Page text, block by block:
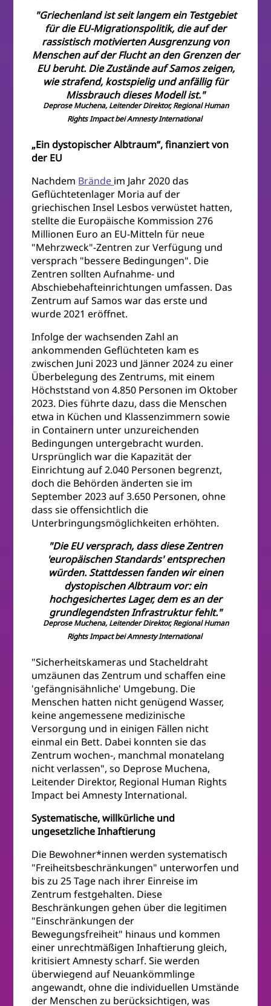
"Griechenland ist seit langem ein Testgebiet
für die EU-Migrationspolitik, die auf der
rassistisch motivierten Ausgrenzung von
Menschen auf der Flucht an den Grenzen der
EU beruht. Die Zustände auf Samos zeigen,
wie strafend, kostspielig und anfällig für
Missbrauch dieses Modell ist."
Deprose Muchena, Leitender Direktor, Regional Human
Rights Impact bei Amnesty International
„Ein dystopischer Albtraum“, finanziert von
der EU
Nachdem Brände im Jahr 2020 das
Geflüchtetenlager Moria auf der
griechischen Insel Lesbos verwüstet hatten,
stellte die Europäische Kommission 276
Millionen Euro an EU-Mitteln für neue
"Mehrzweck"-Zentren zur Verfügung und
versprach "bessere Bedingungen". Die
Zentren sollten Aufnahme- und
Abschiebehafteinrichtungen umfassen. Das
Zentrum auf Samos war das erste und
wurde 2021 eröffnet.
Infolge der wachsenden Zahl an
ankommenden Geflüchteten kam es
zwischen Juni 2023 und Jänner 2024 zu einer
Überbelegung des Zentrums, mit einem
Höchststand von 4.850 Personen im Oktober
2023. Dies führte dazu, dass die Menschen
etwa in Küchen und Klassenzimmern sowie
in Containern unter unzureichenden
Bedingungen untergebracht wurden.
Ursprünglich war die Kapazität der
Einrichtung auf 2.040 Personen begrenzt,
doch die Behörden änderten sie im
September 2023 auf 3.650 Personen, ohne
dass sie offensichtlich die
Unterbringungsmöglichkeiten erhöhten.
"Die EU versprach, dass diese Zentren
'europäischen Standards' entsprechen
würden. Stattdessen fanden wir einen
dystopischen Albtraum vor: ein
hochgesichertes Lager, dem es an der
grundlegendsten Infrastruktur fehlt."
Deprose Muchena, Leitender Direktor, Regional Human
Rights Impact bei Amnesty International
"Sicherheitskameras und Stacheldraht
umzäunen das Zentrum und schaffen eine
'gefängnisähnliche' Umgebung. Die
Menschen hatten nicht genügend Wasser,
keine angemessene medizinische
Versorgung und in einigen Fällen nicht
einmal ein Bett. Dabei konnten sie das
Zentrum wochen-, manchmal monatelang
nicht verlassen", so Deprose Muchena,
Leitender Direktor, Regional Human Rights
Impact bei Amnesty International.
Systematische, willkürliche und
ungesetzliche Inhaftierung
Die Bewohner*innen werden systematisch
"Freiheitsbeschränkungen" unterworfen und
bis zu 25 Tage nach ihrer Einreise im
Zentrum festgehalten. Diese
Beschränkungen gehen über die legitimen
"Einschränkungen der
Bewegungsfreiheit" hinaus und kommen
einer unrechtmäßigen Inhaftierung gleich,
kritisiert Amnesty scharf. Sie werden
überwiegend auf Neuankömmlinge
angewandt, ohne die individuellen Umstände
der Menschen zu berücksichtigen, was